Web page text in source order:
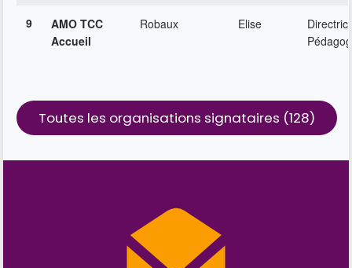
9
AMO TCC
Accueil
Robaux Elise
Toutes les organisations signataires (128)